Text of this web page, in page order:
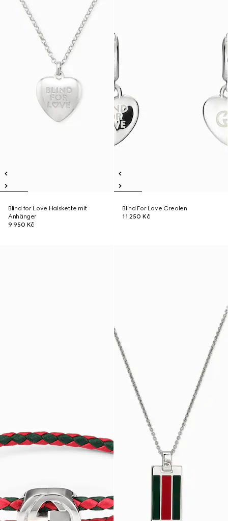
Blind for Love Halskette mit
Anhänger
9 950 Kč
Blind For Love Creolen
11 250 Kč